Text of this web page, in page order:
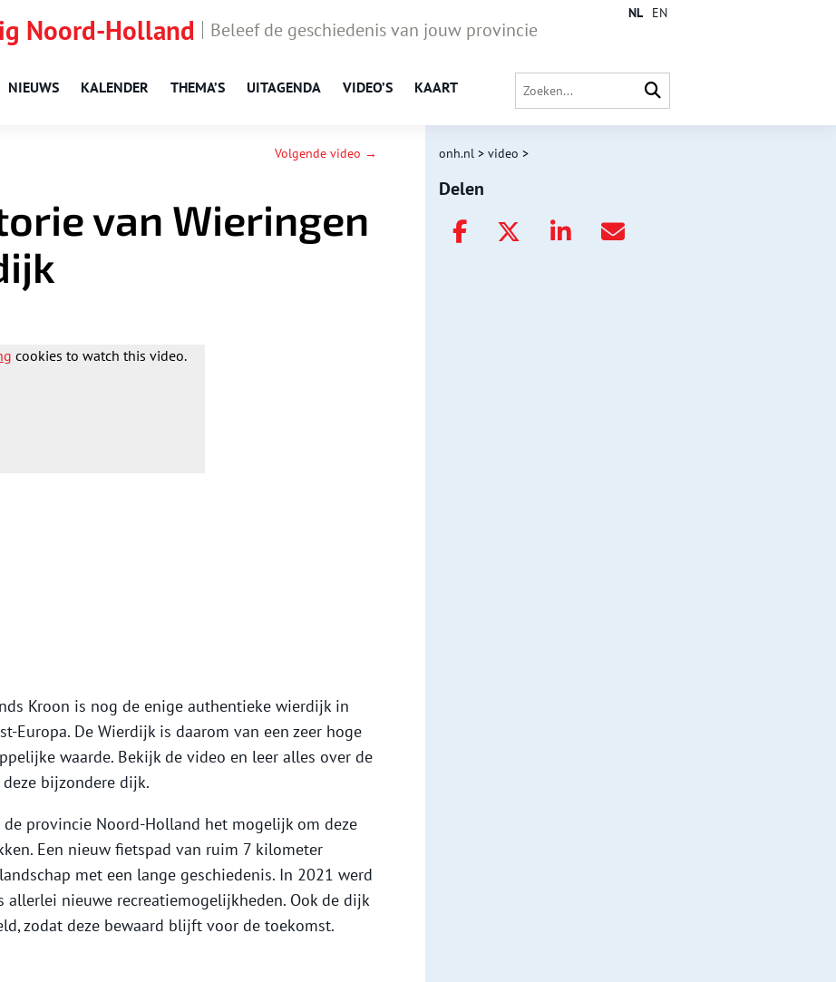
Noord-Holland Beleef de geschiedenis van jouw provincie
NIEUWS KALENDER THEMA’S UITAGENDA VIDEO’S KAART
NL EN
Volgende video →
van Wieringen
cookies to watch this video.
Kroon is nog de enige authentieke wierdijk in
Europa. De Wierdijk is daarom van een zeer hoge
waarde. Bekijk de video en leer alles over de
bijzondere dijk.
provincie Noord-Holland het mogelijk om deze
Een nieuw fietspad van ruim 7 kilometer
met een lange geschiedenis. In 2021 werd
allerlei nieuwe recreatiemogelijkheden. Ook de dijk
zodat deze bewaard blijft voor de toekomst.
onh.nl > video >
Delen